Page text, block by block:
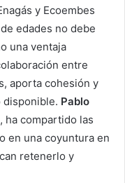
y Ecoembes
edades no debe
una ventaja
entre
aporta cohesión y
disponible. Pablo
, ha compartido las
en una coyuntura en
retenerlo y